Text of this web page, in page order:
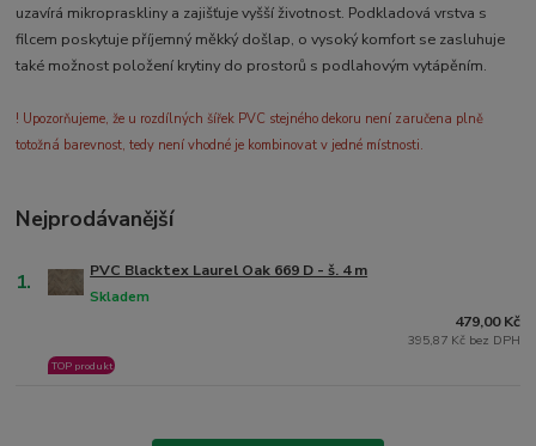
uzavírá mikropraskliny a zajišťuje vyšší životnost. Podkladová vrstva s
filcem poskytuje příjemný měkký došlap, o vysoký komfort se zasluhuje
také možnost položení krytiny do prostorů s podlahovým vytápěním.
! Upozorňujeme, že u rozdílných šířek PVC stejného dekoru není zaručena plně
totožná barevnost, tedy není vhodné je kombinovat v jedné místnosti.
Nejprodávanější
1. PVC Blacktex Laurel Oak 669 D - š. 4 m
Skladem
TOP produkt
479,00 Kč
395,87 Kč bez DPH